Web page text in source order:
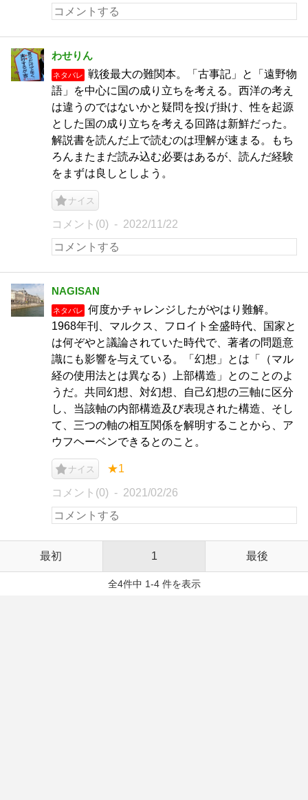
わせりん
ネタバレ
戦後最大の難関本。「古事記」と「遠野物
語」を中心に国の成り立ちを考える。西洋の考え
は違うのではないかと疑問を投げ掛け、性を起源
とした国の成り立ちを考える回路は新鮮だった。
解説書を読んだ上で読むのは理解が速まる。もち
ろんまたまだ読み込む必要はあるが、読んだ経験
をまずは良しとしよう。
ナイス
コメント(0) 2022/11/22
NAGISAN
ネタバレ
何度かチャレンジしたがやはり難解。
1968年刊、マルクス、フロイト全盛時代、国家と
は何ぞやと議論されていた時代で、著者の問題意
識にも影響を与えている。「幻想」とは「（マル
経の使用法とは異なる）上部構造」とのことのよ
うだ。共同幻想、対幻想、自己幻想の三軸に区分
し、当該軸の内部構造及び表現された構造、そし
て、三つの軸の相互関係を解明することから、ア
ウフヘーベンできるとのこと。
ナイス ★1
コメント(0) 2021/02/26
最初 1 最後
全4件中 1-4 件を表示